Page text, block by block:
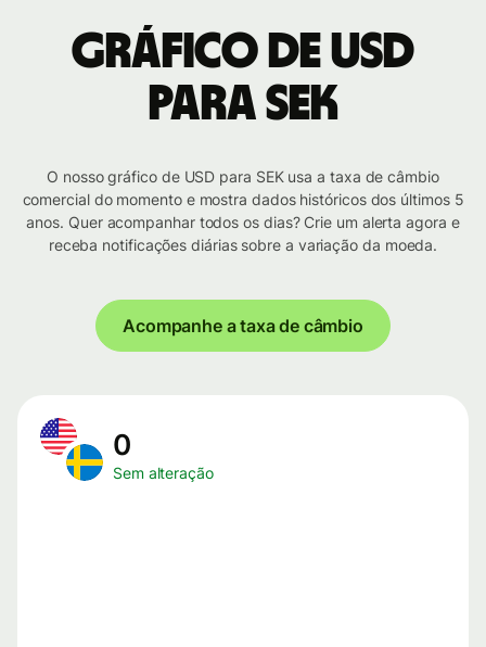
Gráfico de USD
para SEK
O nosso gráfico de USD para SEK usa a taxa de câmbio
comercial do momento e mostra dados históricos dos últimos 5
anos. Quer acompanhar todos os dias? Crie um alerta agora e
receba notificações diárias sobre a variação da moeda.
Acompanhe a taxa de câmbio
0
Sem alteração